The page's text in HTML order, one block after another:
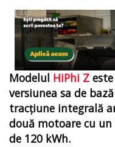
Modelul HiPhi Z
versiunea sa de
tracțiune integrală
două motoare cu
de 120 kWh.